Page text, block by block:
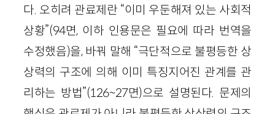
다. 오히려 관료제란 “이미 우둔해져 있는 사회적
상황”(94면, 이하 인용문은 필요에 따라 번역을
수정했음)을, 바꿔 말해 “극단적으로 불평등한 상
상력의 구조에 의해 이미 특징지어진 관계를 관
리하는 방법”(126~27면)으로 설명된다. 문제의